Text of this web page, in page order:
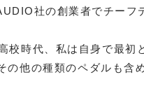
社の創業者でチーフ
校時代、私は自身で最初
の他の種類のペダルも含